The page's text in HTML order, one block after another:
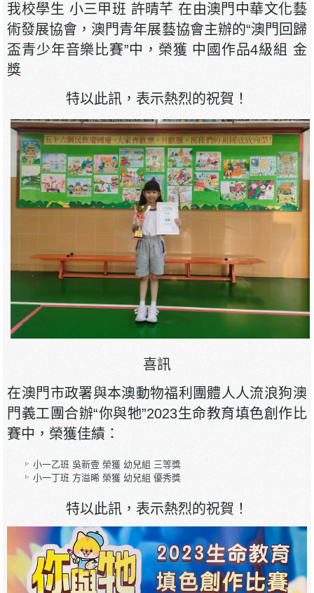
我校學生 小三甲班 許晴芊 在由澳門中華文化藝
術發展協會，澳門青年展藝協會主辦的“澳門回歸
盃青少年音樂比賽”中，榮獲 中國作品4級組 金
獎
特以此訊，表示熱烈的祝賀！
喜訊
在澳門市政署與本澳動物福利團體人人流浪狗澳
門義工團合辦“你與牠”2023生命教育填色創作比
賽中，榮獲佳績：
小一乙班 吳新壹 榮獲 幼兒組 三等獎
小一丁班 方溢晞 榮獲 幼兒組 優秀獎
特以此訊，表示熱烈的祝賀！